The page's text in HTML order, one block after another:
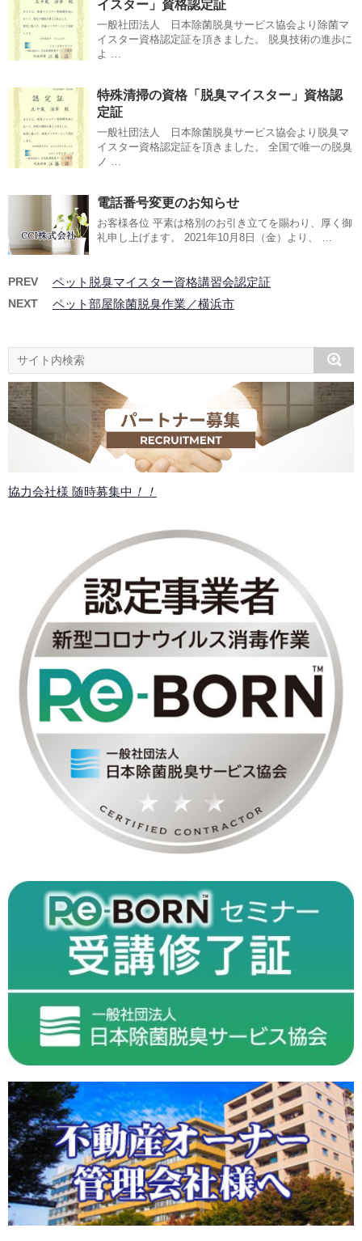
イスター」資格認定証
一般社団法人 日本除菌脱臭サービス協会より除菌マ
イスター資格認定証を頂きました。 脱臭技術の進歩に
よ …
特殊清掃の資格「脱臭マイスター」資格認
定証
一般社団法人 日本除菌脱臭サービス協会より脱臭マ
イスター資格認定証を頂きました。 全国で唯一の脱臭
ノ …
電話番号変更のお知らせ
お客様各位 平素は格別のお引き立てを賜わり、厚く御
礼申し上げます。 2021年10月8日（金）より、 …
PREV ペット脱臭マイスター資格講習会認定証
NEXT ペット部屋除菌脱臭作業／横浜市
協力会社様 随時募集中 ！！